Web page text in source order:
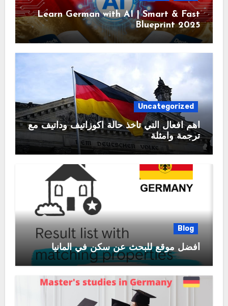
Learn German with AI | Smart & Fast
Blueprint 2025
Uncategorized
اهم افعال التي تأخذ حالة اكوزاتيف وداتيف مع
ترجمة وامثلة
Blog
أفضل موقع للبحث عن سكن في المانيا